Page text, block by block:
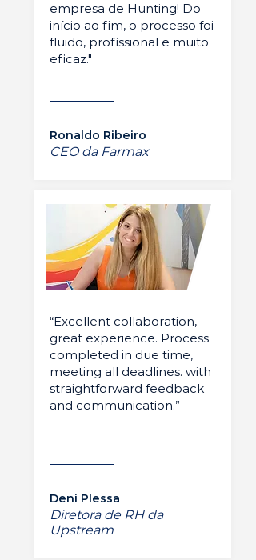
empresa de Hunting! Do
início ao fim, o processo foi
fluido, profissional e muito
eficaz."
Ronaldo Ribeiro
CEO da Farmax
“Excellent collaboration,
great experience. Process
completed in due time,
meeting all deadlines. with
straightforward feedback
and communication.”
Deni Plessa
Diretora de RH da
Upstream